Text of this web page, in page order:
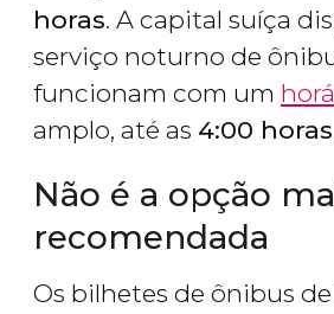
horas. A capital suíça
serviço noturno de
funcionam com um
amplo, até as 4:00 horas
Não é a opção
recomendada
Os bilhetes de ônibus